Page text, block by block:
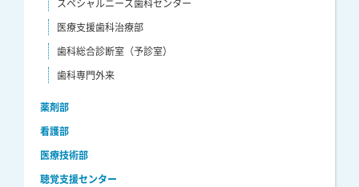
スペシャルニーズ歯科センター
医療支援歯科治療部
歯科総合診断室（予診室）
歯科専門外来
薬剤部
看護部
医療技術部
聴覚支援センター